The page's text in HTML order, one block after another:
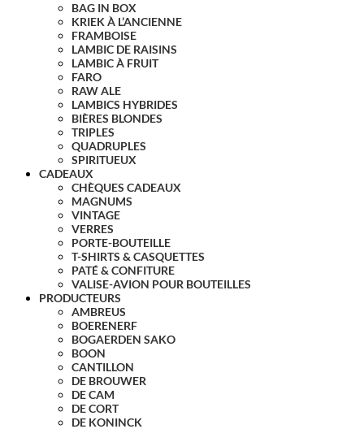
BAG IN BOX
KRIEK À L’ANCIENNE
FRAMBOISE
LAMBIC DE RAISINS
LAMBIC À FRUIT
FARO
RAW ALE
LAMBICS HYBRIDES
BIÈRES BLONDES
TRIPLES
QUADRUPLES
SPIRITUEUX
CADEAUX
CHÈQUES CADEAUX
MAGNUMS
VINTAGE
VERRES
PORTE-BOUTEILLE
T-SHIRTS & CASQUETTES
PATÉ & CONFITURE
VALISE-AVION POUR BOUTEILLES
PRODUCTEURS
AMBREUS
BOERENERF
BOGAERDEN SAKO
BOON
CANTILLON
DE BROUWER
DE CAM
DE CORT
DE KONINCK